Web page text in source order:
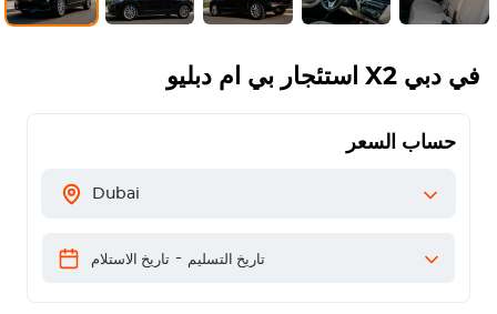
استئجار بي ام دبليو X2 في دبي
حساب السعر
Dubai
تاريخ الاستلام - تاريخ التسليم